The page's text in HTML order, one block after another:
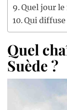
Quel jour
Qui diffuse
Quel
Suède ?